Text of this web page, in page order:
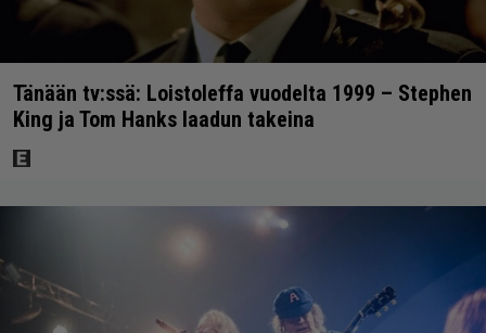
Tänään tv:ssä: Loistoleffa vuodelta 1999 – Stephen
King ja Tom Hanks laadun takeina